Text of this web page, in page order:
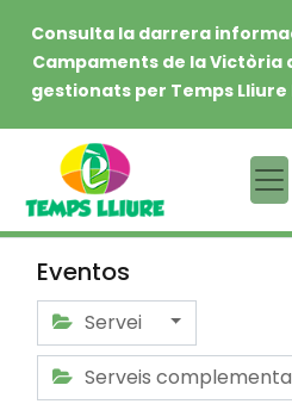
Consulta la darrera
Campaments de la Victòria
gestionats per Temps
Eventos
Servei
Serveis